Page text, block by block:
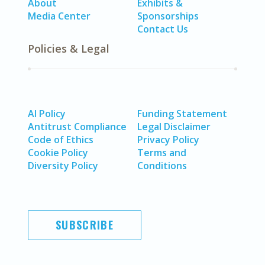
About
Media Center
Exhibits &
Sponsorships
Contact Us
Policies & Legal
AI Policy
Antitrust Compliance
Code of Ethics
Cookie Policy
Diversity Policy
Funding Statement
Legal Disclaimer
Privacy Policy
Terms and
Conditions
SUBSCRIBE